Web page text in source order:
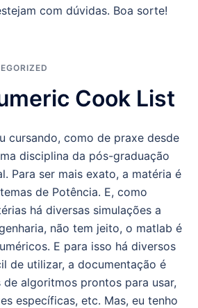
com dúvidas. Boa sorte!
Cook List
cursando, como de praxe desde
disciplina da pós-graduação
Para ser mais exato, a matéria é
de Potência. E, como
há diversas simulações a
não tem jeito, o matlab é
E para isso há diversos
de utilizar, a documentação é
algoritmos prontos para usar,
específicas, etc. Mas, eu tenho